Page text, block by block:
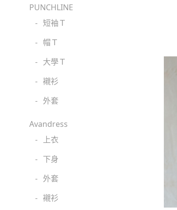
PUNCHLINE
- 短袖Ｔ
- 帽Ｔ
- 大學Ｔ
- 襯衫
- 外套
Avandress
-
上衣
- 下身
- 外套
- 襯衫